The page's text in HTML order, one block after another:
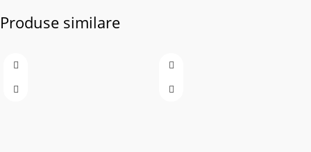
Produse similare